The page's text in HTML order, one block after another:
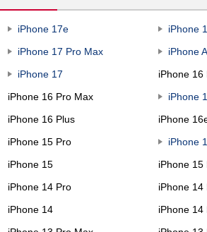
iPhone 17e
iPhone
iPhone 17 Pro Max
iPhone
iPhone 17
iPhone 16
iPhone 16 Pro Max
iPhone
iPhone 16 Plus
iPhone
iPhone 15 Pro
iPhone
iPhone 15
iPhone 15
iPhone 14 Pro
iPhone 14
iPhone 14
iPhone 14